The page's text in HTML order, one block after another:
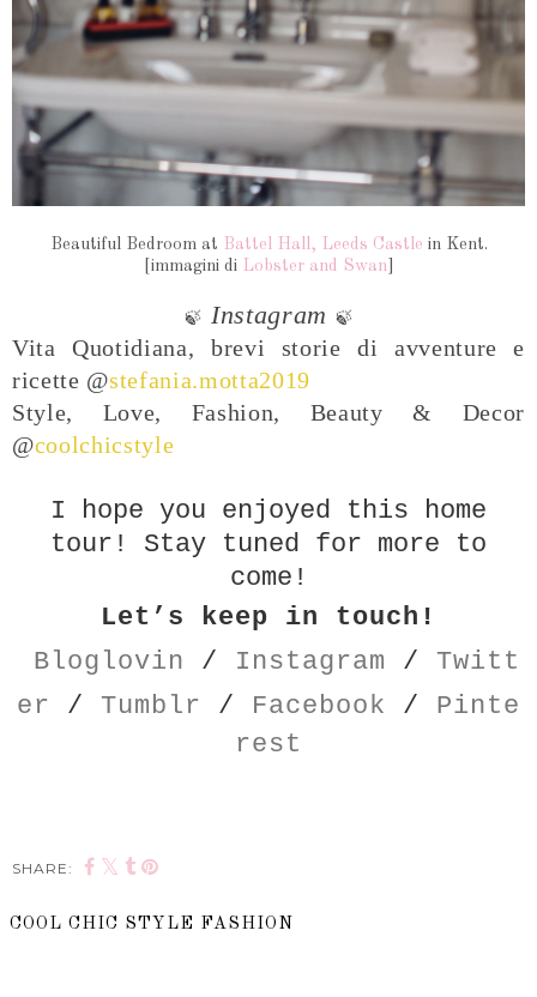
Beautiful Bedroom at Battel Hall, Leeds Castle in Kent.
[immagini di Lobster and Swan]
🍃 Instagram 🍃
Vita Quotidiana, brevi storie di avventure e
ricette @stefania.motta2019
Style, Love, Fashion, Beauty & Decor
@coolchicstyle
I hope you enjoyed this home
tour! Stay tuned for more to
come!
Let’s keep in touch!
Bloglovin
/ Instagram / Twitt
er / Tumblr / Facebook / Pinte
rest
SHARE:
COOL CHIC STYLE FASHION